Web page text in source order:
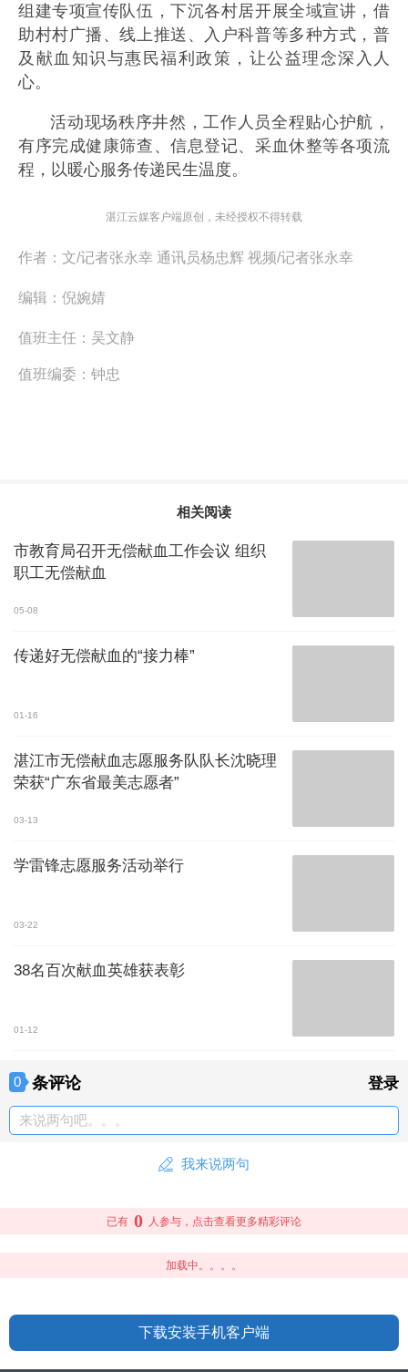
组建专项宣传队伍，下沉各村居开展全域宣讲，借
助村村广播、线上推送、入户科普等多种方式，普
及献血知识与惠民福利政策，让公益理念深入人
心。
活动现场秩序井然，工作人员全程贴心护航，
有序完成健康筛查、信息登记、采血休整等各项流
程，以暖心服务传递民生温度。
湛江云媒客户端原创，未经授权不得转载
作者： 文/记者张永幸 通讯员杨忠辉 视频/记者张永幸
编辑： 倪婉婧
值班主任： 吴文静
值班编委： 钟忠
相关阅读
市教育局召开无偿献血工作会议 组织
职工无偿献血
05-08
传递好无偿献血的“接力棒”
01-16
湛江市无偿献血志愿服务队队长沈晓理
荣获“广东省最美志愿者”
03-13
学雷锋志愿服务活动举行
03-22
38名百次献血英雄获表彰
01-12
0 条评论 登录
来说两句吧。。。
我来说两句
已有 0 人参与，点击查看更多精彩评论
加载中。。。。
下载安装手机客户端